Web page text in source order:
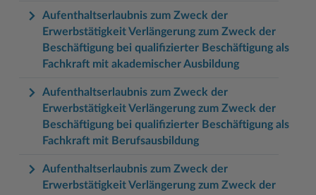
Aufenthaltserlaubnis zum Zweck der
Erwerbstätigkeit Verlängerung zum Zweck der
Beschäftigung bei qualifizierter Beschäftigung als
Fachkraft mit akademischer Ausbildung
Aufenthaltserlaubnis zum Zweck der
Erwerbstätigkeit Verlängerung zum Zweck der
Beschäftigung bei qualifizierter Beschäftigung als
Fachkraft mit Berufsausbildung
Aufenthaltserlaubnis zum Zweck der
Erwerbstätigkeit Verlängerung zum Zweck der